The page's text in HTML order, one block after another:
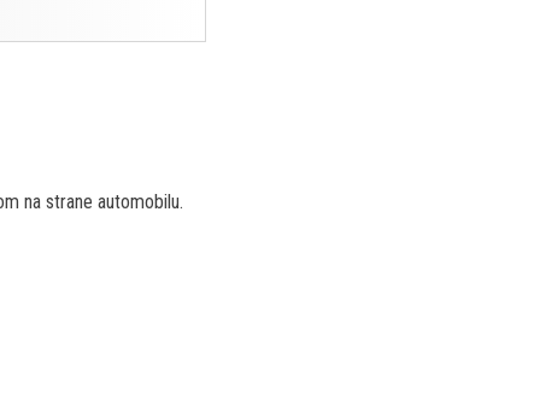
na strane automobilu.